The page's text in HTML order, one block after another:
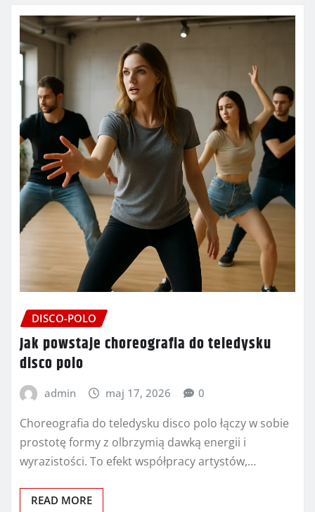
DISCO-POLO
Jak powstaje choreografia do teledysku
disco polo
admin maj 17, 2026 0
Choreografia do teledysku disco polo łączy w sobie
prostotę formy z olbrzymią dawką energii i
wyrazistości. To efekt współpracy artystów,…
READ MORE